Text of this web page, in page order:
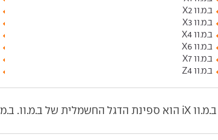
ב.מ.וו X2
ב.מ.וו X3
ב.מ.וו X4
ב.מ.וו X6
ב.מ.וו X7
ב.מ.וו Z4
ב.מ.וו iX הוא ספינת הדגל החשמלית של ב.מ.וו. ב.מ.וו iX מציע ביצועים חזקים ואבזור עשיר.